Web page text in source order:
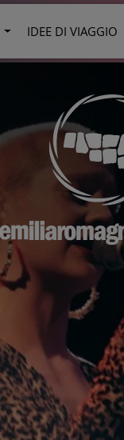
IDEE DI VIAGGIO